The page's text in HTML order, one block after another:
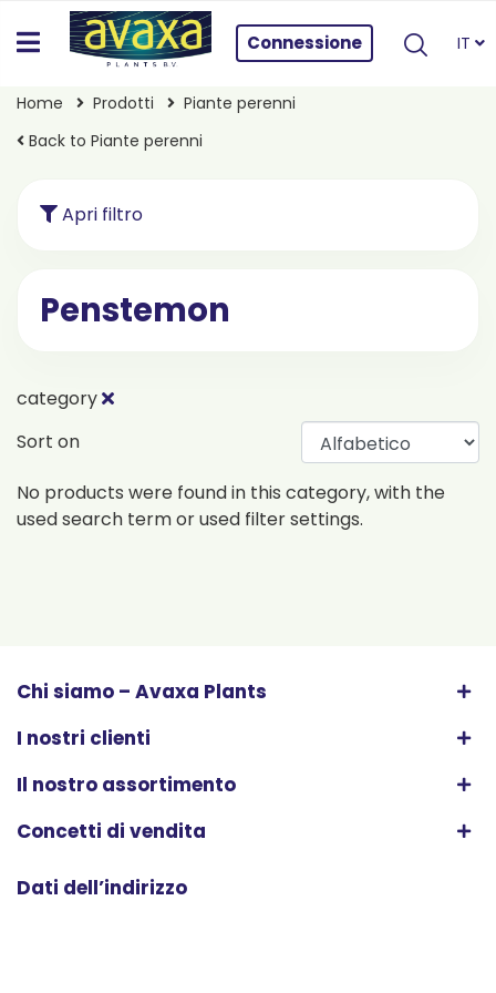
Connessione IT
Home Prodotti
Piante perenni
Back to Piante perenni
Apri filtro
Penstemon
category
Sort on
No products were found in this category, with the
used search term or used filter settings.
Chi siamo – Avaxa Plants
I nostri clienti
Il nostro assortimento
Concetti di vendita
Dati dell’indirizzo